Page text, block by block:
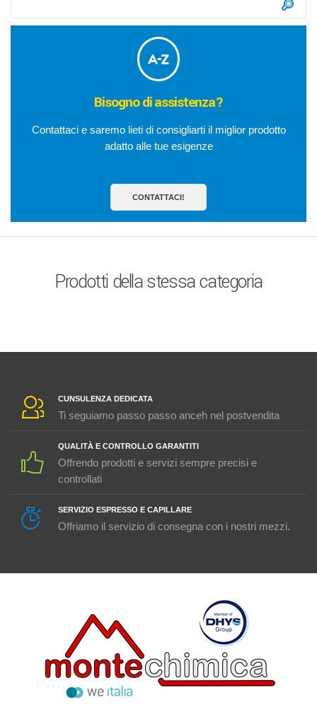
Bisogno di assistenza?
Contattaci e saremo lieti di consigliarti il miglior prodotto
adatto alle tue esigenze
CONTATTACI!
Prodotti della stessa categoria
CUNSULENZA DEDICATA
Ti seguiamo passo passo anceh nel postvendita
QUALITÀ E CONTROLLO GARANTITI
Offrendo prodotti e servizi sempre precisi e
controllati
SERVIZIO ESPRESSO E CAPILLARE
Offriamo il servizio di consegna con i nostri mezzi.